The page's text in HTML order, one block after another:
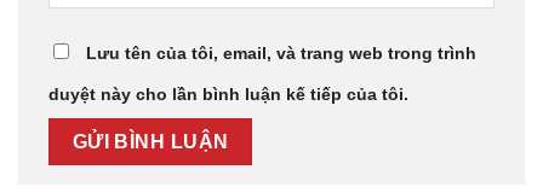
Lưu tên của tôi, email, và trang web trong trình
duyệt này cho lần bình luận kế tiếp của tôi.